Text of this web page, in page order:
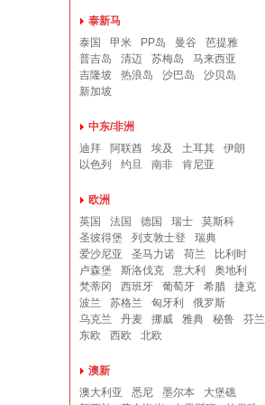
泰新马
泰国
甲米 PP岛 曼谷
芭提雅
普吉岛
清迈 苏梅岛
马来西亚
吉隆坡
热浪岛 沙巴岛
沙贝岛
新加坡
中东/非洲
迪拜
阿联酋 埃及 土耳其
伊朗
以色列
约旦 南非 肯尼亚
欧洲
英国
法国 德国 瑞士
莫斯科
圣彼得堡
列支敦士登
瑞典
爱沙尼亚
圣马力诺 荷兰
比利时
卢森堡
斯洛伐克 意大利
奥地利
梵蒂冈
西班牙 葡萄牙 希腊
捷克
波兰
苏格兰 匈牙利
俄罗斯
乌克兰
丹麦 挪威 雅典 秘鲁
芬兰
东欧
西欧 北欧
澳新
澳大利亚
悉尼 墨尔本
大堡礁